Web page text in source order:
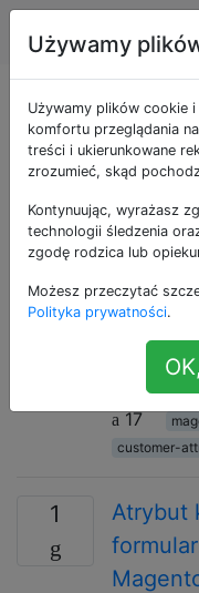
Pytania
jako
attribute
Jakie są
klienta w
17
customer-
1
Atrybut
Używamy
Używamy plików cookie
komfortu przeglądania
treści i ukierunkowane
zrozumieć, skąd
Kontynuując, wyrażasz
technologii śledzenia
zgodę rodzica lub
Możesz przeczytać
Polityka prywatności.